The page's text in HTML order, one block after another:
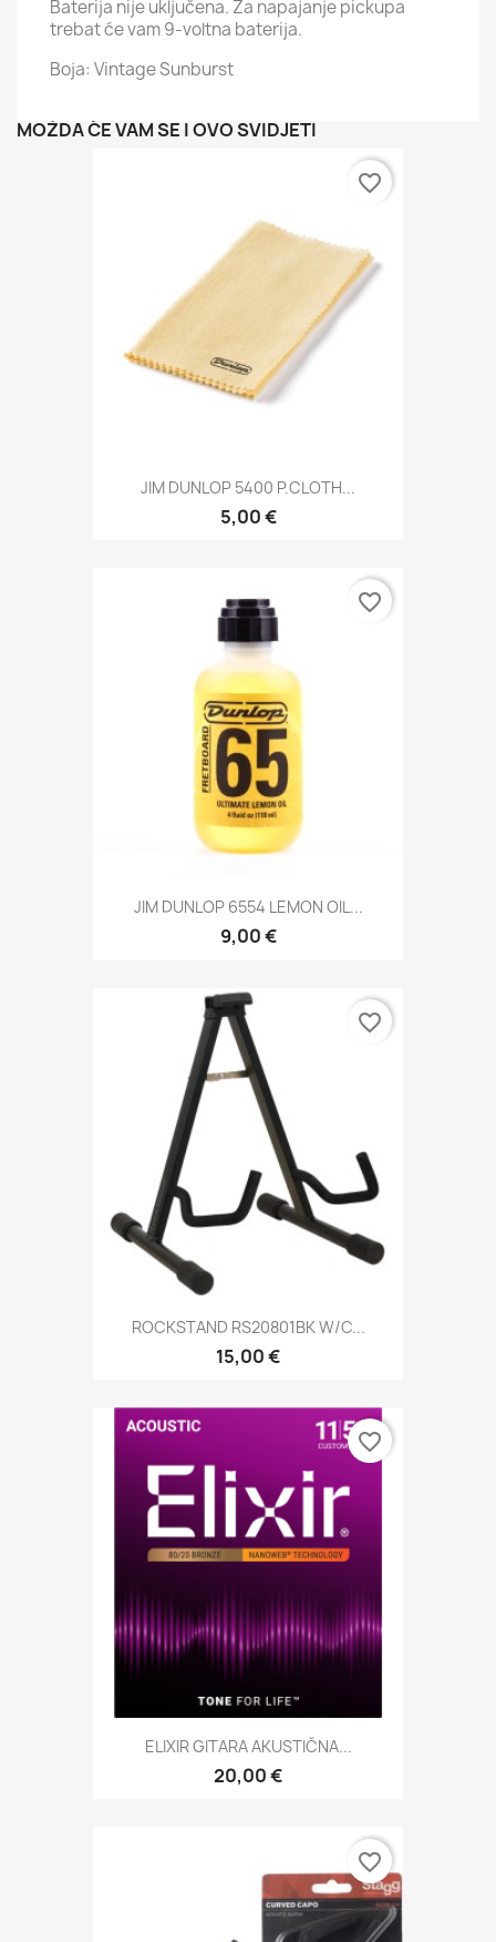
Baterija nije uključena. Za napajanje pickupa
trebat će vam 9-voltna baterija.
Boja: Vintage Sunburst
MOŽDA ĆE VAM SE I OVO SVIDJETI
JIM DUNLOP 5400 P.CLOTH...
5,00 €
favorite_border
JIM DUNLOP 6554 LEMON OIL...
9,00 €
favorite_border
ROCKSTAND RS20801BK W/C...
15,00 €
favorite_border
ELIXIR GITARA AKUSTIČNA...
20,00 €
favorite_border
favorite_border